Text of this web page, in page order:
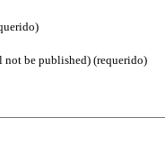
be published) (requerido)